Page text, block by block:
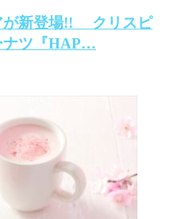
が新登場!! クリスピ
ナツ『HAP…